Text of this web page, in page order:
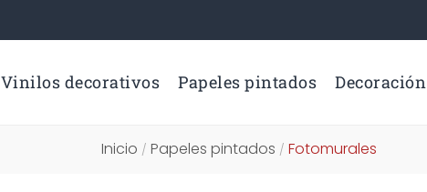
Vinilos decorativos Papeles pintados Decoración
Inicio / Papeles pintados / Fotomurales